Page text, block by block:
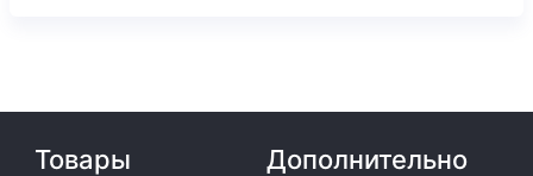
Товары Дополнительно